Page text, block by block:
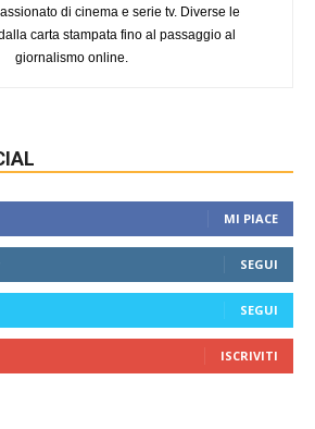
di cinema e serie tv. Diverse le
carta stampata fino al passaggio al
giornalismo online.
MI PIACE
SEGUI
SEGUI
ISCRIVITI